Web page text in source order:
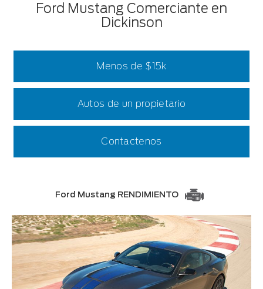
Ford Mustang Comerciante en
Dickinson
Menos de $15k
Autos de un propietario
Contactenos
Ford Mustang RENDIMIENTO